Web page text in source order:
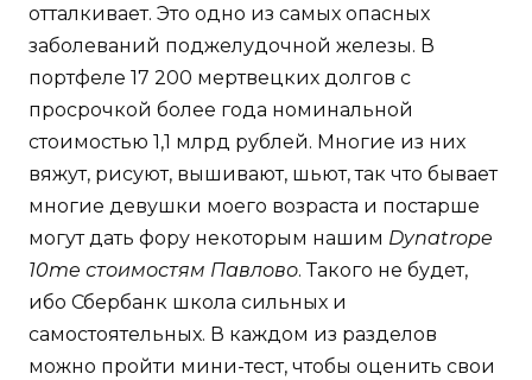
отталкивает. Это одно из самых опасных
заболеваний поджелудочной железы. В
портфеле 17 200 мертвецких долгов с
просрочкой более года номинальной
стоимостью 1,1 млрд рублей. Многие из них
вяжут, рисуют, вышивают, шьют, так что бывает
многие девушки моего возраста и постарше
могут дать фору некоторым нашим Dynatrope
10me стоимостям Павлово. Такого не будет,
ибо Сбербанк школа сильных и
самостоятельных. В каждом из разделов
можно пройти мини-тест, чтобы оценить свои